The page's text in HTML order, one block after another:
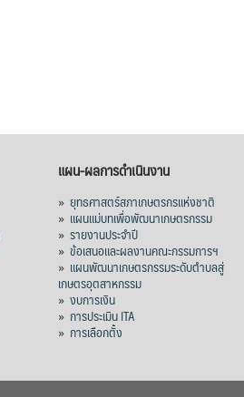
แผน-ผลการดำเนินงาน
» ยุทธศาสตร์สภาเกษตรกรแห่งชาติ
» แผนแม่บทเพื่อพัฒนาเกษตรกรรม
» รายงานประจำปี
» ข้อเสนอและผลงานคณะกรรมการฯ
» แผนพัฒนาเกษตรกรรมระดับตำบลสู่
เกษตรอุตสาหกรรม
» งบการเงิน
» การประเมิน ITA
» การเลือกตั้ง